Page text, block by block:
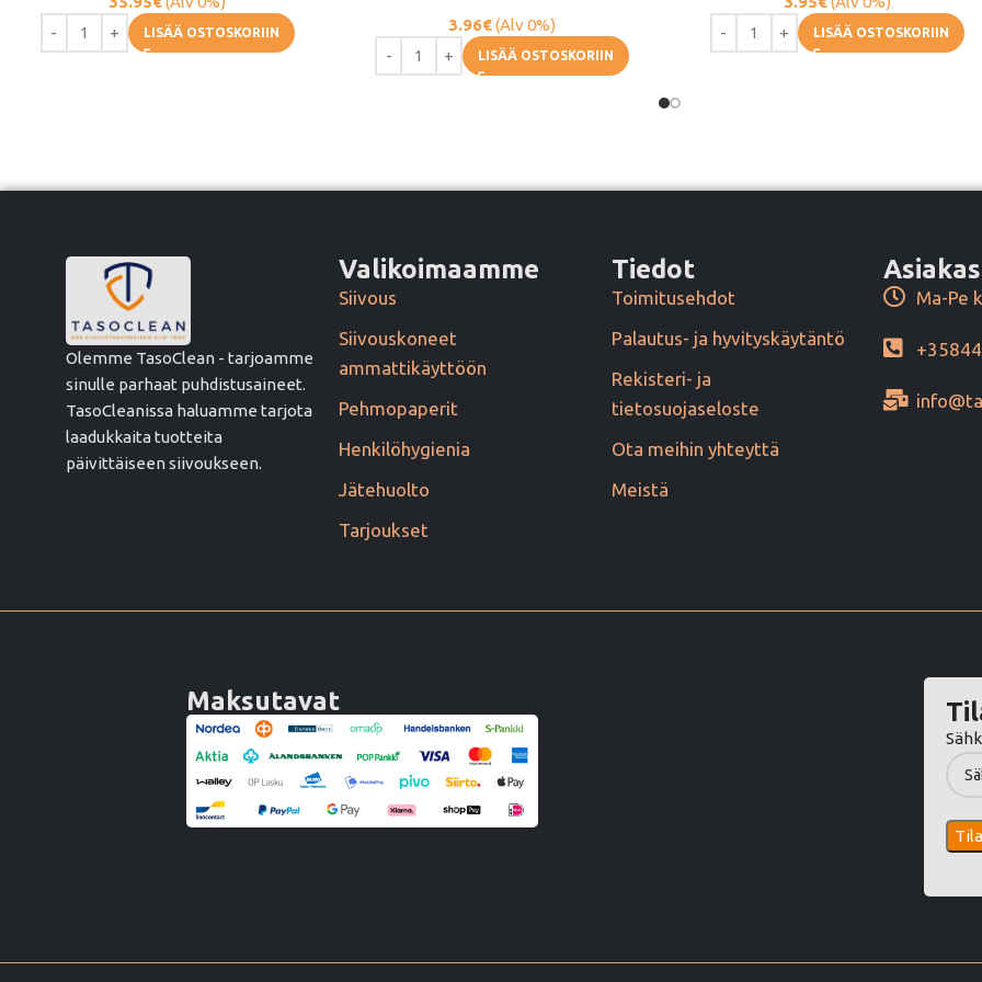
LISÄÄ OSTOSKORIIN 3.96€(Alv 0%)
LISÄÄ OSTOSKORIIN
LISÄÄ OSTOSKORIIN
Olemme TasoClean - tarjoamme
sinulle parhaat puhdistusaineet.
TasoCleanissa haluamme tarjota
laadukkaita tuotteita
päivittäiseen siivoukseen.
Valikoimaamme
Siivous
Siivouskoneet
ammattikäyttöön
Pehmopaperit
Henkilöhygienia
Jätehuolto
Tarjoukset
Tiedot
Toimitusehdot
Palautus- ja hyvityskäytäntö
Rekisteri- ja
tietosuojaseloste
Ota meihin yhteyttä
Meistä
Ma-Pe
Maksutavat